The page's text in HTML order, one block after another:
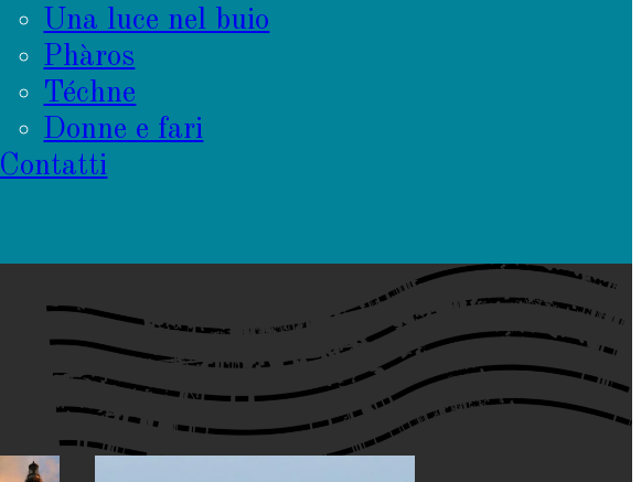
Una luce nel buio
Phàros
Téchne
Donne e fari
Contatti